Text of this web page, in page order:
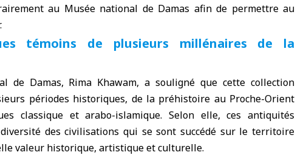
au Musée national de Damas afin de permettre au
témoins de plusieurs millénaires de la
de Damas, Rima Khawam, a souligné que cette collection
périodes historiques, de la préhistoire au Proche-Orient
classique et arabo-islamique. Selon elle, ces antiquités
des civilisations qui se sont succédé sur le territoire
valeur historique, artistique et culturelle.